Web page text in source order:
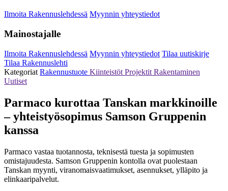
Ilmoita Rakennuslehdessä Myynnin yhteystiedot
Mainostajalle
Ilmoita Rakennuslehdessä Myynnin yhteystiedot Tilaa uutiskirje
Tilaa Rakennuslehti
Kategoriat Rakennustuote Kiinteistöt Projektit Rakentaminen
Uutiset
Parmaco kurottaa Tanskan markkinoille
– yhteistyösopimus Samson Gruppenin
kanssa
Parmaco vastaa tuotannosta, teknisestä tuesta ja sopimusten
omistajuudesta. Samson Gruppenin kontolla ovat puolestaan
Tanskan myynti, viranomaisvaatimukset, asennukset, ylläpito ja
elinkaaripalvelut.